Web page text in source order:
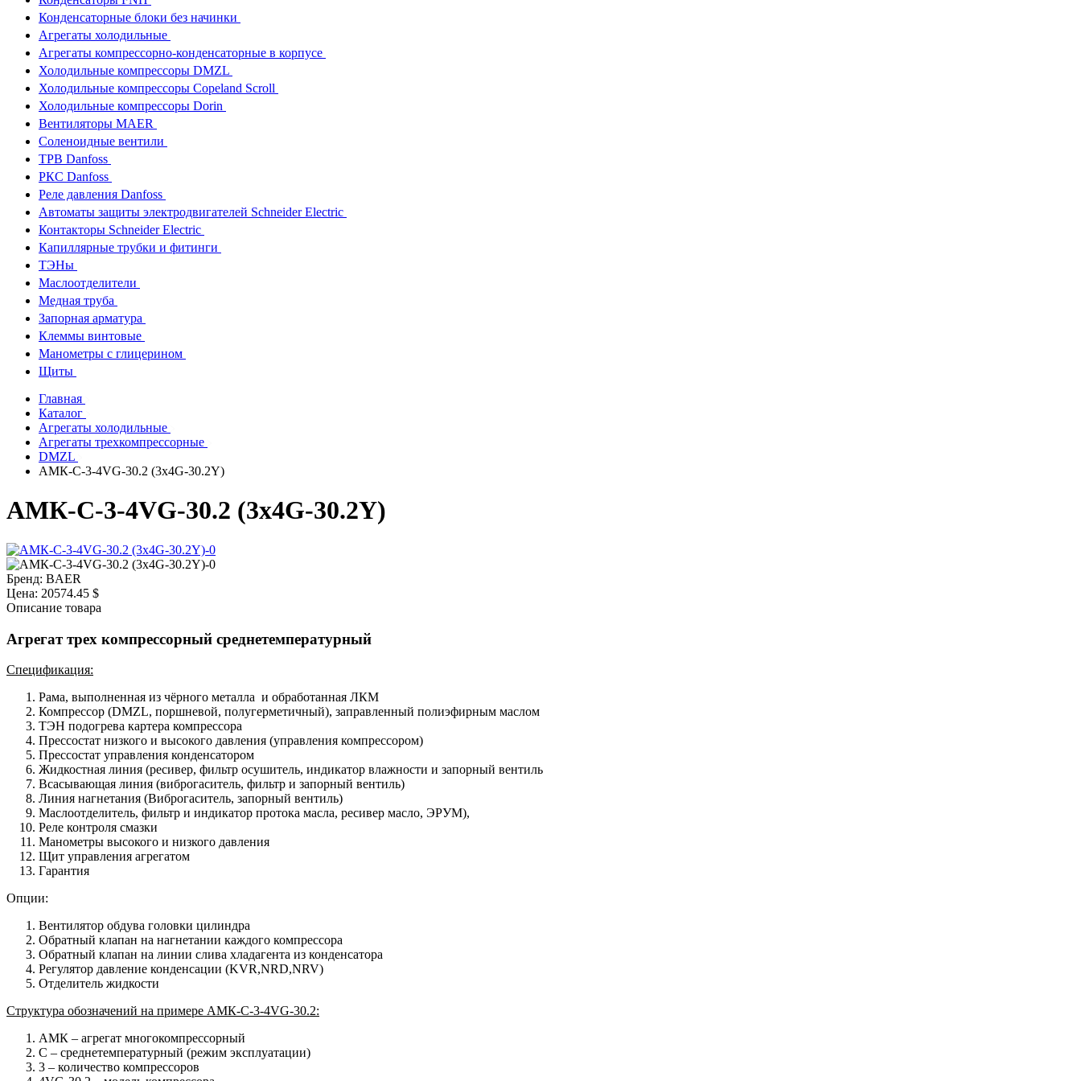
Конденсаторные блоки без начинки
Агрегаты холодильные
Агрегаты компрессорно-конденсаторные в корпусе
Холодильные компрессоры DMZL
Холодильные компрессоры Copeland Scroll
Холодильные компрессоры Dorin
Вентиляторы MAER
Соленоидные вентили
ТРВ Danfoss
РКС Danfoss
Реле давления Danfoss
Автоматы защиты электродвигателей Schneider Electric
Контакторы Schneider Electric
Капиллярные трубки и фитинги
ТЭНы
Маслоотделители
Медная труба
Запорная арматура
Клеммы винтовые
Манометры с глицерином
Щиты
Главная
Каталог
Агрегаты холодильные
Агрегаты трехкомпрессорные
DMZL
АМК-С-3-4VG-30.2 (3х4G-30.2Y)
АМК-С-3-4VG-30.2 (3х4G-30.2Y)
Бренд: BAER
Цена: 20574.45 $
Описание товара
Агрегат трех компрессорный среднетемпературный
Спецификация:
Рама, выполненная из чёрного металла и обработанная ЛКМ
Компрессор (DMZL, поршневой, полугерметичный), заправленный полиэфирным маслом
ТЭН подогрева картера компрессора
Прессостат низкого и высокого давления (управления компрессором)
Прессостат управления конденсатором
Жидкостная линия (ресивер, фильтр осушитель, индикатор влажности и запорный вентиль
Всасывающая линия (виброгаситель, фильтр и запорный вентиль)
Линия нагнетания (Виброгаситель, запорный вентиль)
Маслоотделитель, фильтр и индикатор протока масла, ресивер масло, ЭРУМ),
Реле контроля смазки
Манометры высокого и низкого давления
Щит управления агрегатом
Гарантия
Опции:
Вентилятор обдува головки цилиндра
Обратный клапан на нагнетании каждого компрессора
Обратный клапан на линии слива хладагента из конденсатора
Регулятор давление конденсации (KVR,NRD,NRV)
Отделитель жидкости
Структура обозначений на примере AМК-С-3-4VG-30.2:
AМК – агрегат многокомпрессорный
С – среднетемпературный (режим эксплуатации)
3 – количество компрессоров